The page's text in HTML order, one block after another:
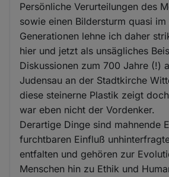
Persönliche Verurteilungen des
sowie einen Bildersturm quasi
Generationen lehne ich daher
hier und jetzt als unsägliches
Diskussionen zum 700 Jahre (!)
Judensau an der Stadtkirche
diese steinerne Plastik zeigt
war eben nicht der Vordenker.
Derartige Dinge sind mahnende
furchtbaren Einfluß
entfalten und gehören zur
Menschen hin zu Ethik und